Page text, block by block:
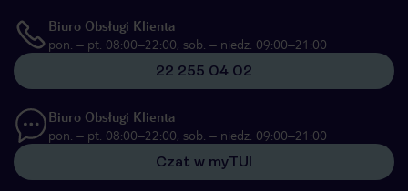
Biuro Obsługi Klienta
pon. – pt. 08:00–22:00, sob. – niedz. 09:00–21:00
22 255 04 02
Biuro Obsługi Klienta
pon. – pt. 08:00–22:00, sob. – niedz. 09:00–21:00
Czat w myTUI